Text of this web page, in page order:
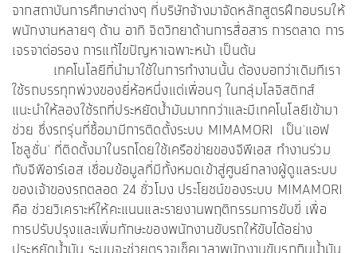
จากสถาบันการศึกษาต่างๆ ที่บริษัทจ้างมาจัดหลักสูตรฝึกอบรมให้
พนักงานหลายๆ ด้าน อาทิ จิตวิทยาด้านการสื่อสาร การตลาด การ
เจรจาต่อรอง การแก้ไขปัญหาเฉพาะหน้า เป็นต้น
เทคโนโลยีที่นำมาใช้ในการทำงานนั้น ต้องบอกว่าเดิมทีเรา
ใช้รถบรรทุกพ่วงของยี่ห้อหนึ่งแต่เพื่อนๆ ในกลุ่มโลจิสติกส์
แนะนำให้ลองใช้รถที่ประหยัดน้ำมันมากกว่าและมีเทคโนโลยีเข้ามา
ช่วย ซึ่งรถรุ่นที่ซื้อมามีการติดตั้งระบบ MIMAMORI เป็น'แอฟ
โซลูชั่น' ที่ติดตั้งมาในรถโดยใช้เครือข่ายของจีพีเอส ทำงานร่วม
กับจีพีอาร์เอส เชื่อมข้อมูลที่มีทั้งหมดเข้าสู่ศูนย์กลางผู้ดูแลระบบ
ของเจ้าของรถตลอด 24 ชั่วโมง ประโยชน์ของระบบ MIMAMORI
คือ ช่วยวิเคราะห์ให้คะแนนและรายงานพฤติกรรมการขับขี่ เพื่อ
การปรับปรุงและเพิ่มทักษะของพนักงานขับรถให้ขับได้อย่าง